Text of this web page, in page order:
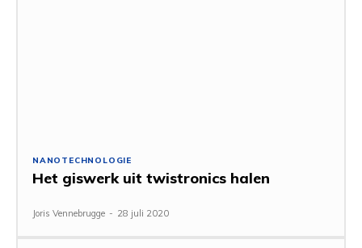
NANOTECHNOLOGIE
Het giswerk uit twistronics halen
Joris Vennebrugge - 28 juli 2020